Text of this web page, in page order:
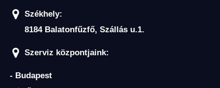
Székhely:
8184 Balatonfűzfő, Szállás u.1.
Szerviz központjaink:
- Budapest